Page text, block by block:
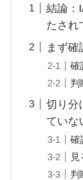
結論：
たされ
まず
確
判
切り分
ていな
確
見
判